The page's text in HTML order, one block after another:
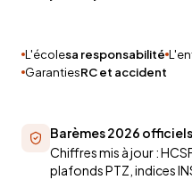
L'écolesa responsabilité
GarantiesRC et accident
Barèmes 2026 officiels
Chiffres mis à jour :
plafonds PTZ, indices